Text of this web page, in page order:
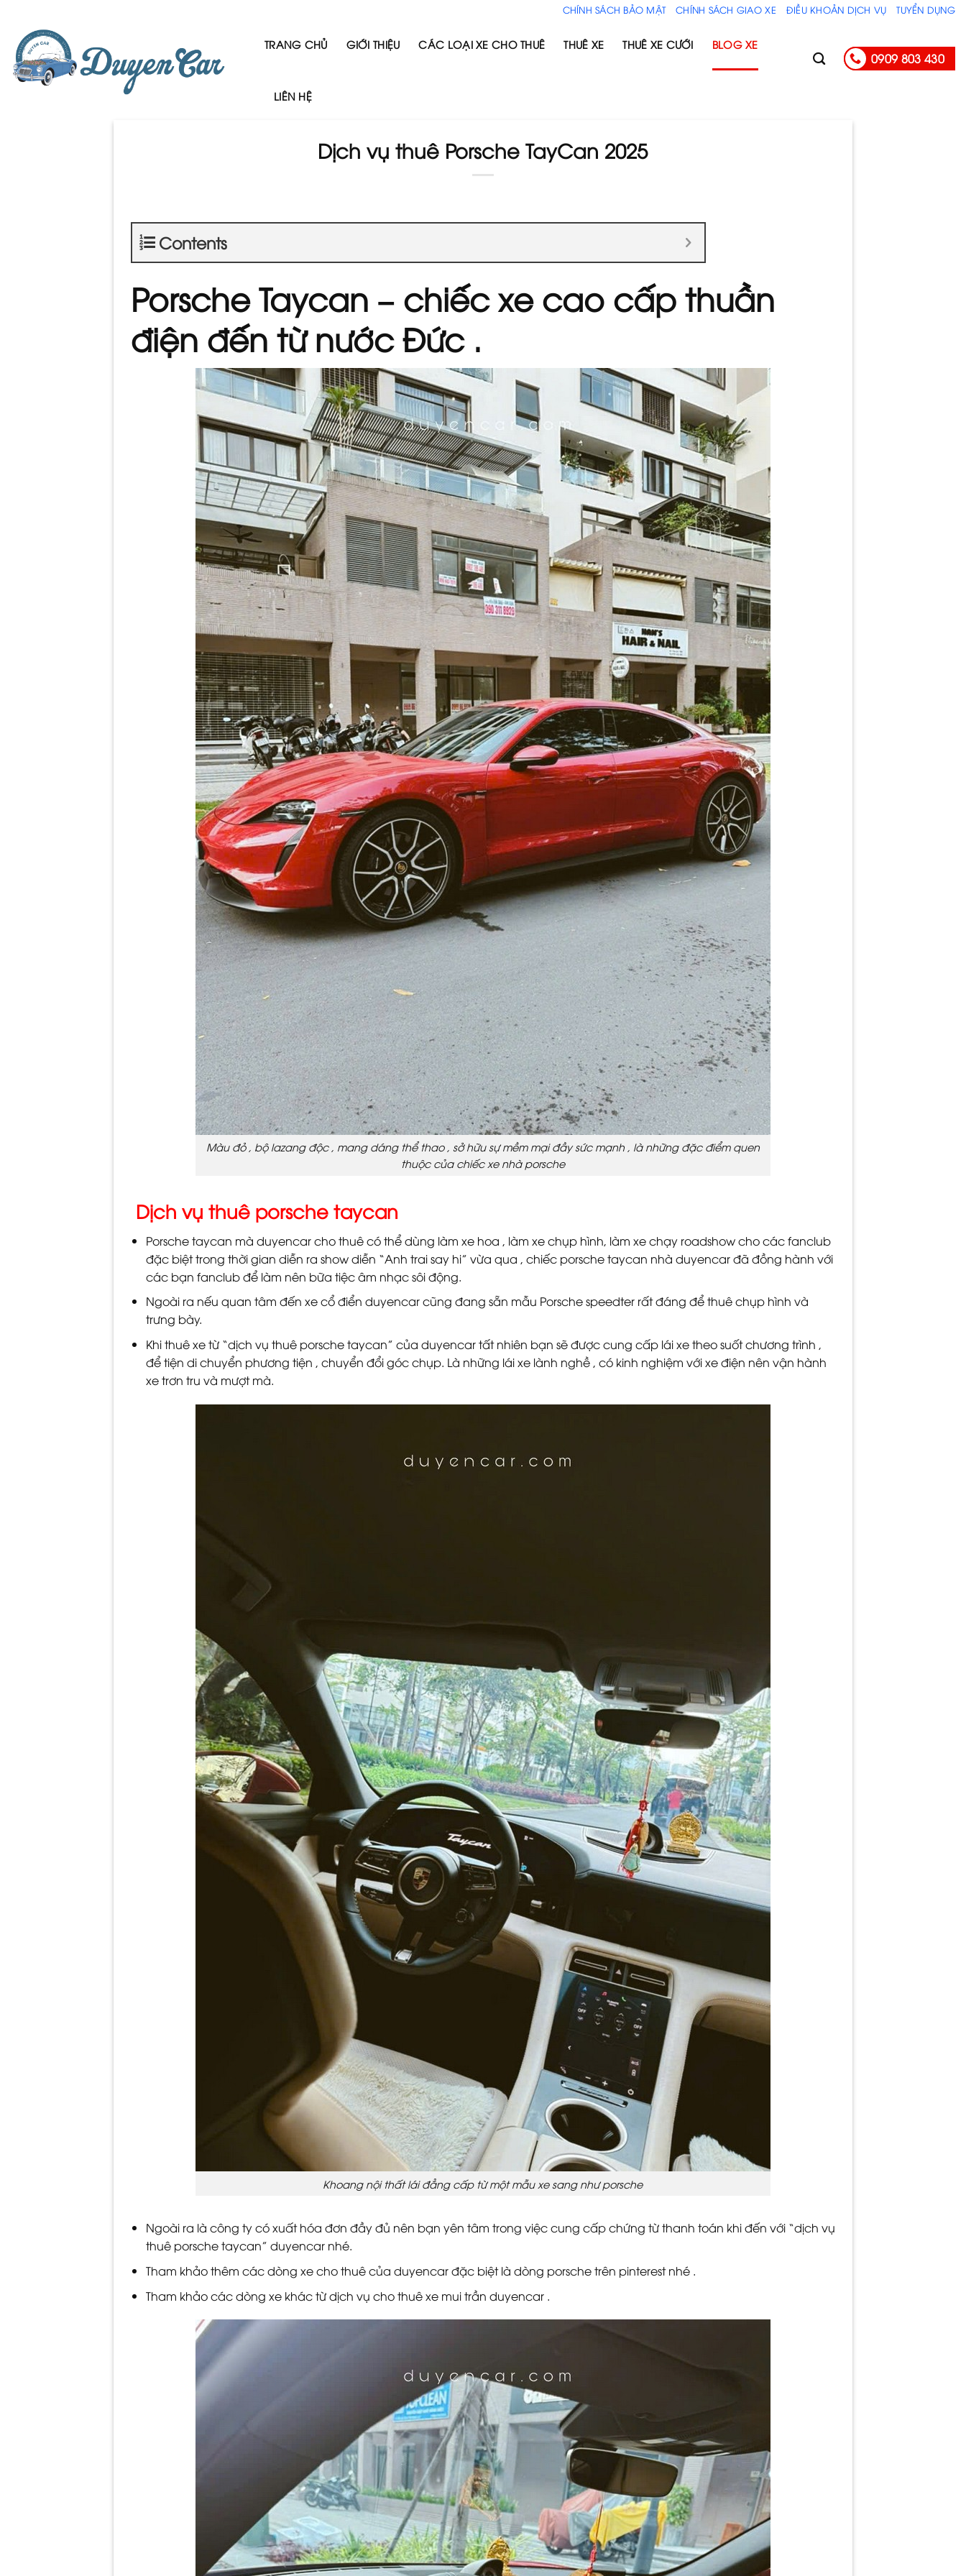
content
CHÍNH SÁCH BẢO MẬT CHÍNH SÁCH GIAO XE ĐIỀU KHOẢN DỊCH VỤ TUYỂN DỤNG
TRANG CHỦ GIỚI THIỆU CÁC LOẠI XE CHO THUÊ THUÊ XE THUÊ XE CƯỚI BLOG XE
LIÊN HỆ
0909 803 430
Dịch vụ thuê Porsche TayCan 2025
Contents
Porsche Taycan – chiếc xe cao cấp thuần
điện đến từ nước Đức .
Màu đỏ , bộ lazang độc , mang dáng thể thao , sở hữu sự mềm mại đầy sức mạnh , là những đặc điểm quen
thuộc của chiếc xe nhà porsche
Dịch vụ thuê porsche taycan
Porsche taycan mà duyencar cho thuê có thể dùng làm xe hoa , làm xe chụp hình, làm xe chạy roadshow cho các fanclub
đặc biệt trong thời gian diễn ra show diễn “Anh trai say hi” vừa qua , chiếc porsche taycan nhà duyencar đã đồng hành với
các bạn fanclub để làm nên bữa tiệc âm nhạc sôi động.
Ngoài ra nếu quan tâm đến xe cổ điển duyencar cũng đang sẵn mẫu Porsche speedter rất đáng để thuê chụp hình và
trưng bày.
Khi thuê xe từ “dịch vụ thuê porsche taycan” của duyencar tất nhiên bạn sẽ được cung cấp lái xe theo suốt chương trình ,
để tiện di chuyển phương tiện , chuyển đổi góc chụp. Là những lái xe lành nghề , có kinh nghiệm với xe điện nên vận hành
xe trơn tru và mượt mà.
Khoang nội thất lái đẳng cấp từ một mẫu xe sang như porsche
Ngoài ra là công ty có xuất hóa đơn đầy đủ nên bạn yên tâm trong việc cung cấp chứng từ thanh toán khi đến với “dịch vụ
thuê porsche taycan” duyencar nhé.
Tham khảo thêm các dòng xe cho thuê của duyencar đặc biệt là dòng porsche trên pinterestnhé .
Tham khảo các dòng xe khác từdịch vụ cho thuê xe mui trần duyencar.